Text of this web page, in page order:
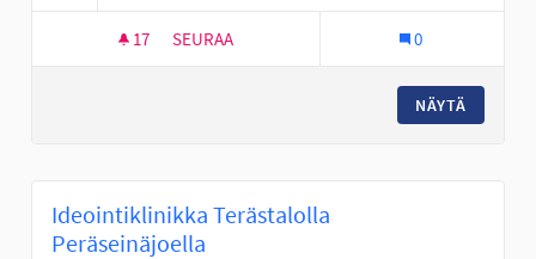
17 17 SEURAAJAA
SEURAA 0
NÄYTÄ
Ideointiklinikka Terästalolla
Peräseinäjoella